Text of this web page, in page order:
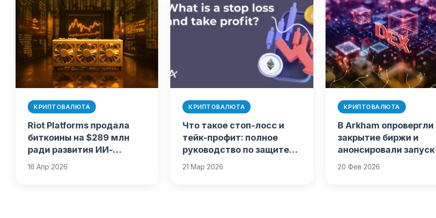
КРИПТОВАЛЮТА
Riot Platforms продала
биткоины на $289 млн
ради развития ИИ-
инфраструктуры
16 Апр 2026
КРИПТОВАЛЮТА
Что такое стоп-лосс и
тейк-профит: полное
руководство по защите
капитала
21 Мар 2026
КРИПТОВАЛЮТА
В Arkham опровергли
закрытие биржи и
анонсировали запуск
20 Фев 2026